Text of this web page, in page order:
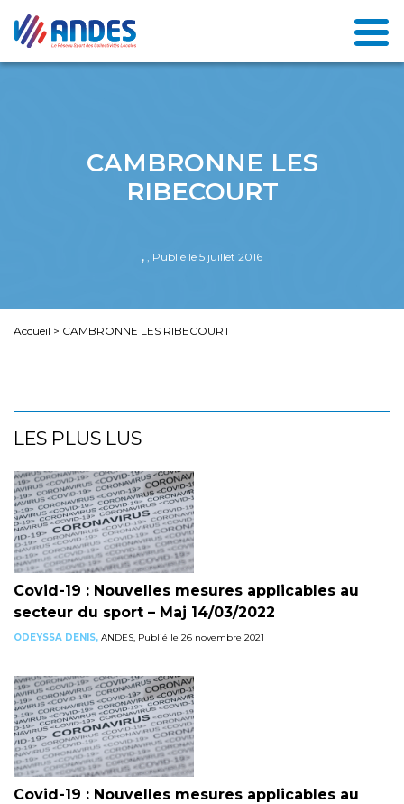
CAMBRONNE LES
RIBECOURT
, , Publié le 5 juillet 2016
Accueil > CAMBRONNE LES RIBECOURT
LES PLUS LUS
Covid-19 : Nouvelles mesures applicables au
secteur du sport – Maj 14/03/2022
ODEYSSA DENIS, ANDES, Publié le 26 novembre 2021
Covid-19 : Nouvelles mesures applicables au